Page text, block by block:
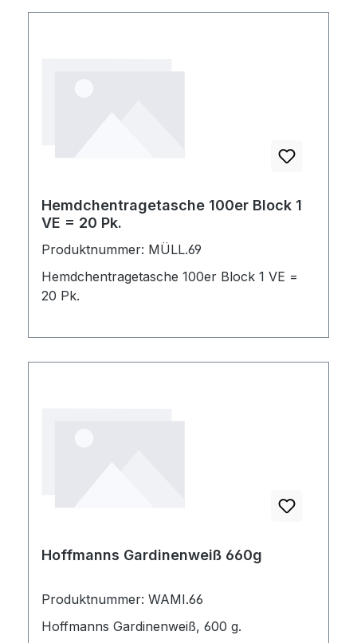
Hemdchentragetasche 100er Block 1
VE = 20 Pk.
Produktnummer: MÜLL.69
Hemdchentragetasche 100er Block 1 VE =
20 Pk.
Hoffmanns Gardinenweiß 660g
Produktnummer: WAMI.66
Hoffmanns Gardinenweiß, 600 g.